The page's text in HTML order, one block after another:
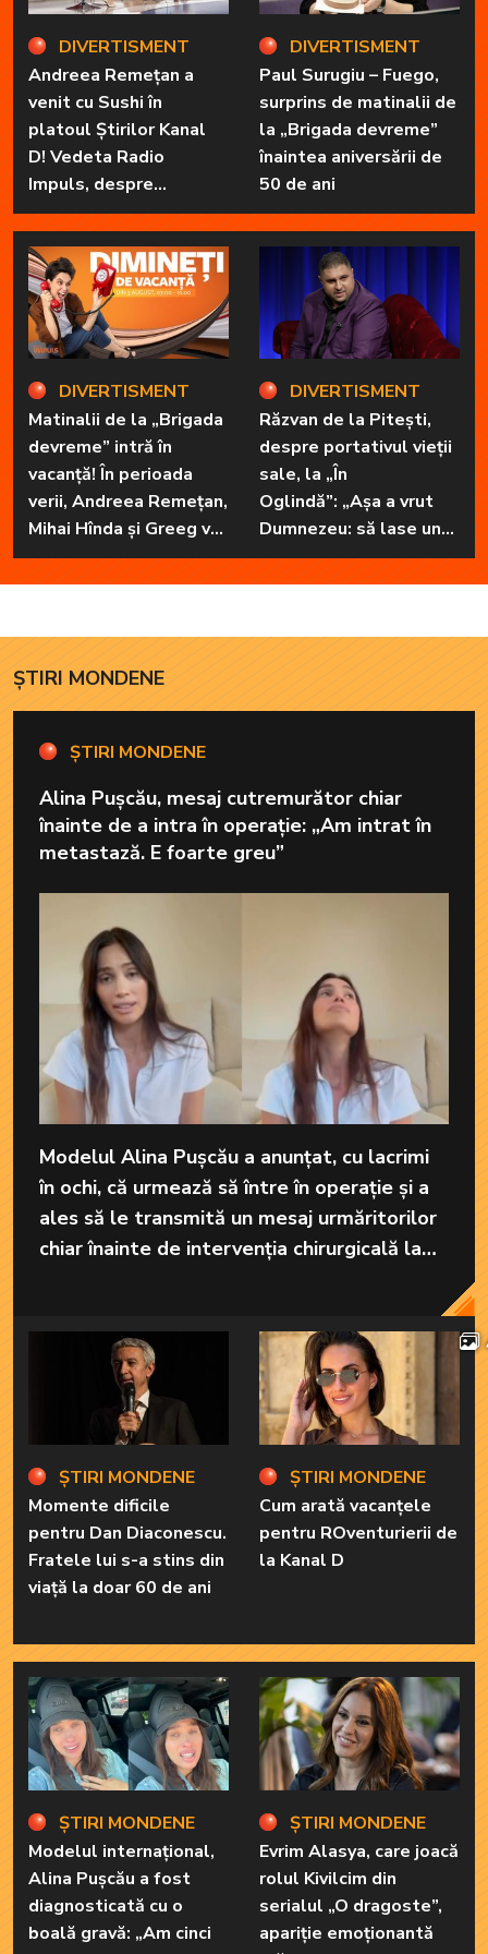
DIVERTISMENT
Andreea Remețan a
venit cu Sushi în
platoul Știrilor Kanal
D! Vedeta Radio
Impuls, despre
„Dimineți de vacanță” și
prietena sa
necuvântătoare
DIVERTISMENT
Matinalii de la „Brigada
devreme” intră în
vacanță! În perioada
verii, Andreea Remețan,
Mihai Hînda și Greeg vor
da, pe rând, trezirea cu
„Dimineți de vacanță”
DIVERTISMENT
Paul Surugiu – Fuego,
surprins de matinalii de
la „Brigada devreme”
înaintea aniversării de
50 de ani
DIVERTISMENT
Răzvan de la Pitești,
despre portativul vieții
sale, la „În
Oglindă”: „Așa a vrut
Dumnezeu: să lase unul
în familie cu har, harul
de a cânta, să poată să
lipsește”
ȘTIRI MONDENE
ȘTIRI MONDENE
Alina Pușcău, mesaj cutremurător chiar
înainte de a intra în operație: „Am intrat în
metastază. E foarte greu”
Modelul Alina Pușcău a anunțat, cu lacrimi
în ochi, că urmează să între în operație și a
ales să le transmită un mesaj urmăritorilor
chiar înainte de intervenția chirurgicală la
ȘTIRI MONDENE
Momente dificile
pentru Dan Diaconescu.
Fratele lui s-a stins din
viață la doar 60 de ani
ȘTIRI MONDENE
Modelul internațional,
Alina Pușcău a fost
diagnosticată cu o
boală gravă: „Am cinci
ȘTIRI MONDENE
Cum arată vacanțele
pentru ROventurierii de
la Kanal D
ȘTIRI MONDENE
Evrim Alasya, care joacă
rolul Kivilcim din
serialul „O dragoste”,
apariție emoționantă